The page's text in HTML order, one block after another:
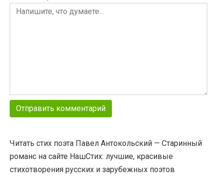
Читать стих поэта Павел Антокольский — Старинный
романс на сайте НашСтих: лучшие, красивые
стихотворения русских и зарубежных поэтов